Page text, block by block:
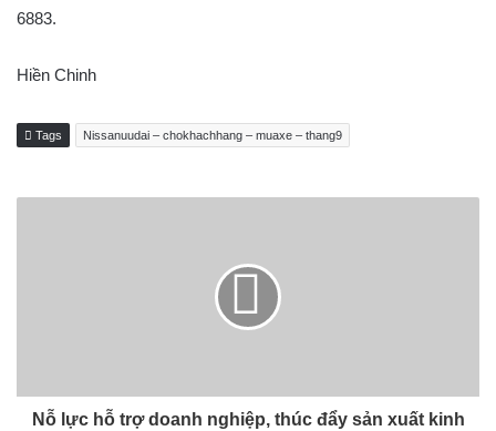
6883.
Hiền Chinh
Tags Nissanuudai – chokhachhang – muaxe – thang9
Nỗ lực hỗ trợ doanh nghiệp, thúc đẩy sản xuất kinh